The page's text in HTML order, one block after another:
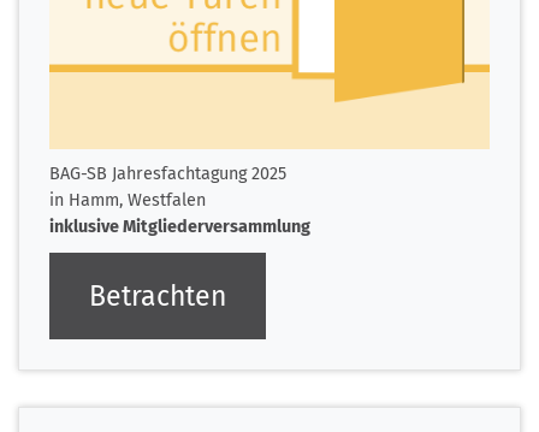
BAG-SB Jahresfachtagung 2025
in Hamm, Westfalen
inklusive Mitgliederversammlung
Betrachten